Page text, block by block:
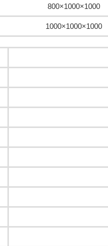
800×1000×1000
1000×1000×1000